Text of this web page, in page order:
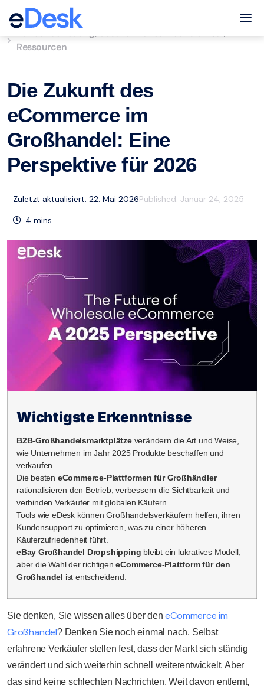
eCommerce Support Central
Ressourcen
Die Zukunft des
eCommerce im
Großhandel: Eine
Perspektive für 2026
Zuletzt aktualisiert: 22. Mai 2026Published: Januar 24, 2025
4 mins
Wichtigste Erkenntnisse
B2B-Großhandelsmarktplätzeverändern die Art und Weise,
wie Unternehmen im Jahr 2025 Produkte beschaffen und
verkaufen.
Die besten eCommerce-Plattformen für Großhändler
rationalisieren den Betrieb, verbessern die Sichtbarkeit und
verbinden Verkäufer mit globalen Käufern.
Tools wie eDesk können Großhandelsverkäufern helfen, ihren
Kundensupport zu optimieren, was zu einer höheren
Käuferzufriedenheit führt.
eBay Großhandel Dropshipping bleibt ein lukratives Modell,
aber die Wahl der richtigeneCommerce-Plattform für den
Großhandel ist entscheidend.
Sie denken, Sie wissen alles über deneCommerce im
Großhandel? Denken Sie noch einmal nach. Selbst
erfahrene Verkäufer stellen fest, dass der Markt sich ständig
verändert und sich weiterhin schnell weiterentwickelt. Aber
das sind keine schlechten Nachrichten. Weit davon entfernt,